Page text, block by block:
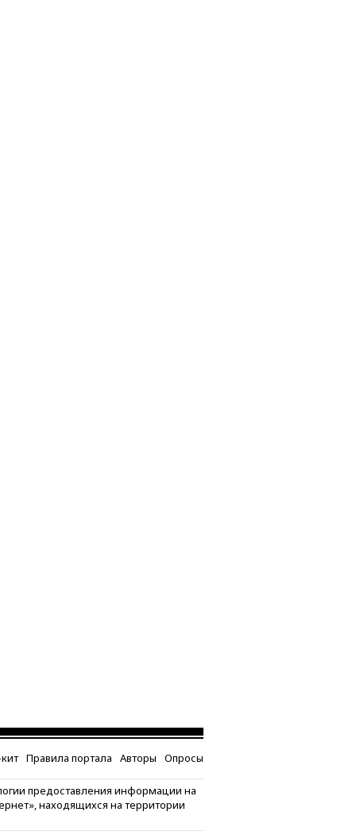
Правила портала Авторы Опросы
предоставления информации на
находящихся на территории